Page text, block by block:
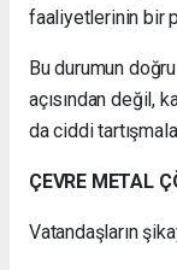
faaliyetlerinin bir
Bu durumun
açısından değil,
da ciddi
ÇEVRE METAL
Vatandaşların